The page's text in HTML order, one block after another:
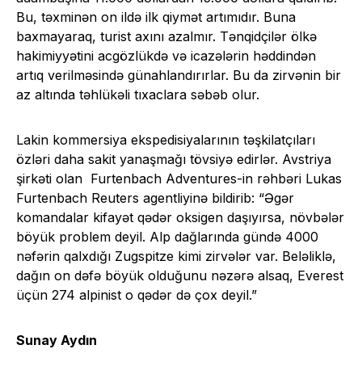
Bu, təxminən on ildə ilk qiymət artımıdır. Buna
baxmayaraq, turist axını azalmır. Tənqidçilər ölkə
hakimiyyətini acgözlükdə və icazələrin həddindən
artıq verilməsində günahlandırırlar. Bu da zirvənin bir
az altında təhlükəli tıxaclara səbəb olur.
Lakin kommersiya ekspedisiyalarının təşkilatçıları
özləri daha sakit yanaşmağı tövsiyə edirlər. Avstriya
şirkəti olan Furtenbach Adventures-in rəhbəri Lukas
Furtenbach Reuters agentliyinə bildirib: “Əgər
komandalar kifayət qədər oksigen daşıyırsa, növbələr
böyük problem deyil. Alp dağlarında gündə 4000
nəfərin qalxdığı Zugspitze kimi zirvələr var. Beləliklə,
dağın on dəfə böyük olduğunu nəzərə alsaq, Everest
üçün 274 alpinist o qədər də çox deyil.”
Sunay Aydın